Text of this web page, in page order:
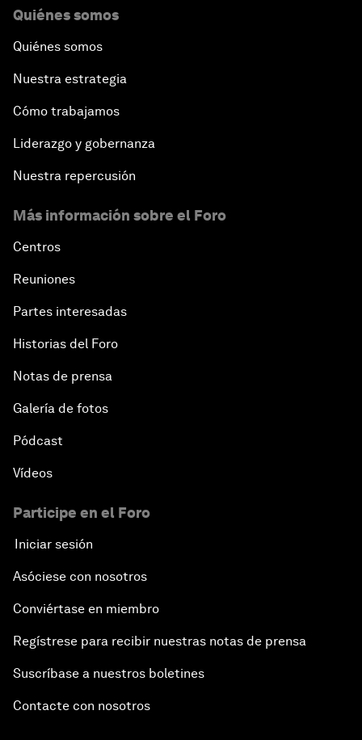
Quiénes somos
Quiénes somos
Nuestra estrategia
Cómo trabajamos
Liderazgo y gobernanza
Nuestra repercusión
Más información sobre el Foro
Centros
Reuniones
Partes interesadas
Historias del Foro
Notas de prensa
Galería de fotos
Pódcast
Vídeos
Participe en el Foro
Iniciar sesión
Asóciese con nosotros
Conviértase en miembro
Regístrese para recibir nuestras notas de prensa
Suscríbase a nuestros boletines
Contacte con nosotros